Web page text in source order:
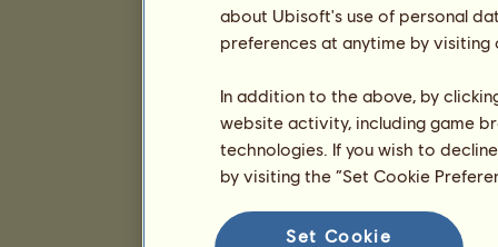
about Ubisoft's use of personal
preferences at anytime by
In addition to the above, by
website activity, including game
technologies. If you wish to
by visiting the “Set Cookie
Set Cookie